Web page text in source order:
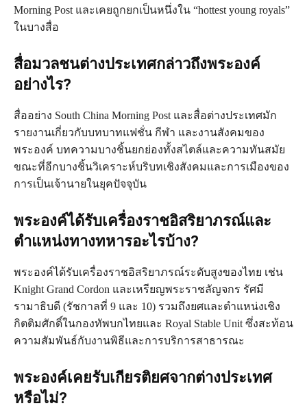
Morning Post และเคยถูกยกเป็นหนึ่งใน “hottest young royals”
ในบางสื่อ
สื่อมวลชนต่างประเทศกล่าวถึงพระองค์
อย่างไร?
สื่ออย่าง South China Morning Post และสื่อต่างประเทศมัก
รายงานเกี่ยวกับบทบาทแฟชั่น กีฬา และงานสังคมของ
พระองค์ บทความบางชิ้นยกย่องทั้งสไตล์และความทันสมัย
ขณะที่อีกบางชิ้นวิเคราะห์บริบทเชิงสังคมและการเมืองของ
การเป็นเจ้านายในยุคปัจจุบัน
พระองค์ได้รับเครื่องราชอิสริยาภรณ์และ
ตำแหน่งทางทหารอะไรบ้าง?
พระองค์ได้รับเครื่องราชอิสริยาภรณ์ระดับสูงของไทย เช่น
Knight Grand Cordon และเหรียญพระราชลัญจกร รัศมี
รามาธิบดี (รัชกาลที่ 9 และ 10) รวมถึงยศและตำแหน่งเชิง
กิตติมศักดิ์ในกองทัพบกไทยและ Royal Stable Unit ซึ่งสะท้อน
ความสัมพันธ์กับงานพิธีและการบริการสาธารณะ
พระองค์เคยรับเกียรติยศจากต่างประเทศ
หรือไม่?